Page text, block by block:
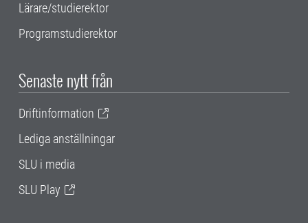
Lärare/studierektor
Programstudierektor
Senaste nytt från
Driftinformation
Lediga anställningar
SLU i media
SLU Play